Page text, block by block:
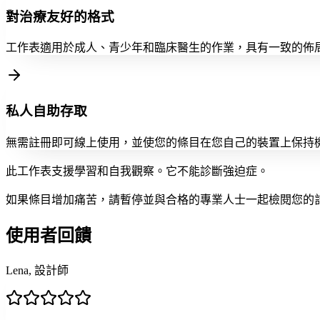
對治療友好的格式
工作表適用於成人、青少年和臨床醫生的作業，具有一致的佈
私人自助存取
無需註冊即可線上使用，並使您的條目在您自己的裝置上保持
此工作表支援學習和自我觀察。它不能診斷強迫症。
如果條目增加痛苦，請暫停並與合格的專業人士一起檢閱您的
使用者回饋
Lena, 設計師